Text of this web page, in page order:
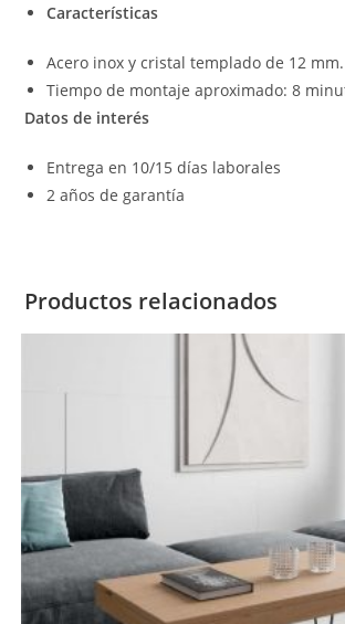
Características
Acero inox y cristal templado de 12
Tiempo de montaje aproximado: 8
Datos de interés
Entrega en 10/15 días laborales
2 años de garantía
Productos relacionados